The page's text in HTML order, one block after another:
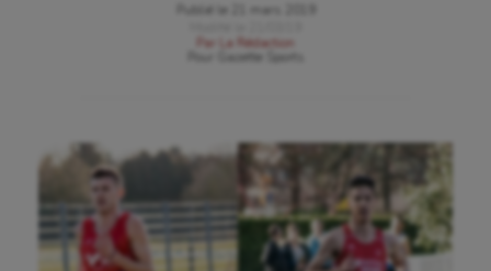
Publié le
21 mars 2019
Par
La Rédaction
Gazette Sports